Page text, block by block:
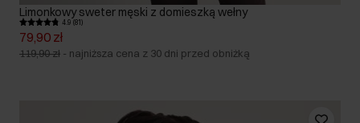
Limonkowy sweter męski z domieszką wełny
4.9 (81)
79,90 zł
119,90 zł - najniższa cena z 30 dni przed obniżką